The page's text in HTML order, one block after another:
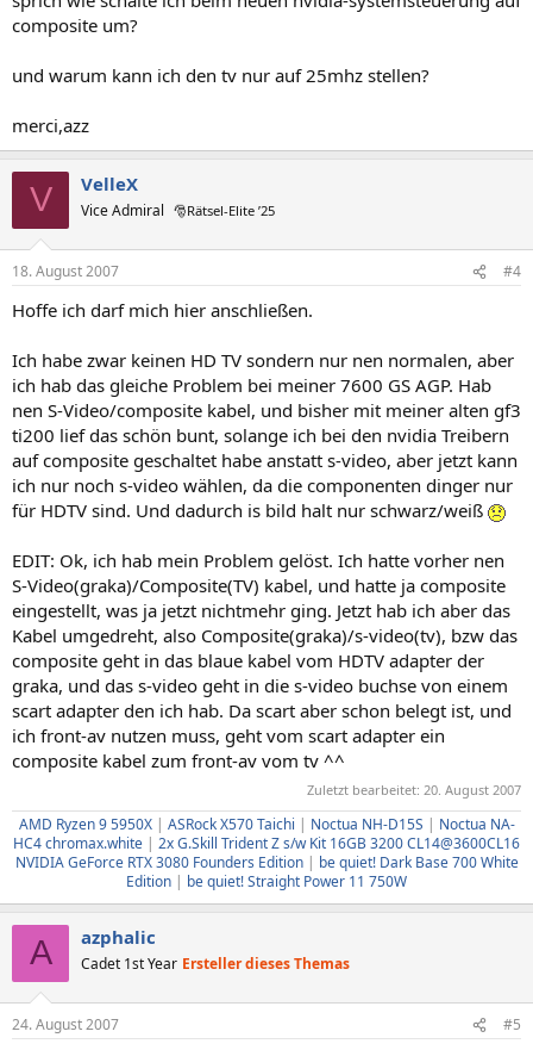
composite um?
und warum kann ich den tv nur auf 25mhz stellen?
merci,azz
V VelleX
Vice Admiral 🎅Rätsel-Elite ’25
18. August 2007 #4
Hoffe ich darf mich hier anschließen.
Ich habe zwar keinen HD TV sondern nur nen normalen, aber
ich hab das gleiche Problem bei meiner 7600 GS AGP. Hab
nen S-Video/composite kabel, und bisher mit meiner alten gf3
ti200 lief das schön bunt, solange ich bei den nvidia Treibern
auf composite geschaltet habe anstatt s-video, aber jetzt kann
ich nur noch s-video wählen, da die componenten dinger nur
für HDTV sind. Und dadurch is bild halt nur schwarz/weiß
EDIT: Ok, ich hab mein Problem gelöst. Ich hatte vorher nen
S-Video(graka)/Composite(TV) kabel, und hatte ja composite
eingestellt, was ja jetzt nichtmehr ging. Jetzt hab ich aber das
Kabel umgedreht, also Composite(graka)/s-video(tv), bzw das
composite geht in das blaue kabel vom HDTV adapter der
graka, und das s-video geht in die s-video buchse von einem
scart adapter den ich hab. Da scart aber schon belegt ist, und
ich front-av nutzen muss, geht vom scart adapter ein
composite kabel zum front-av vom tv ^^
Zuletzt bearbeitet: 20. August 2007
AMD Ryzen 9 5950X| ASRock X570 Taichi | Noctua NH-D15S | Noctua NA-
HC4 chromax.white | 2x G.Skill Trident Z s/w Kit 16GB 3200 CL14@3600CL16
NVIDIA GeForce RTX 3080 Founders Edition| be quiet! Dark Base 700 White
Edition | be quiet! Straight Power 11 750W
A azphalic
Cadet 1st Year Ersteller dieses Themas
24. August 2007 #5